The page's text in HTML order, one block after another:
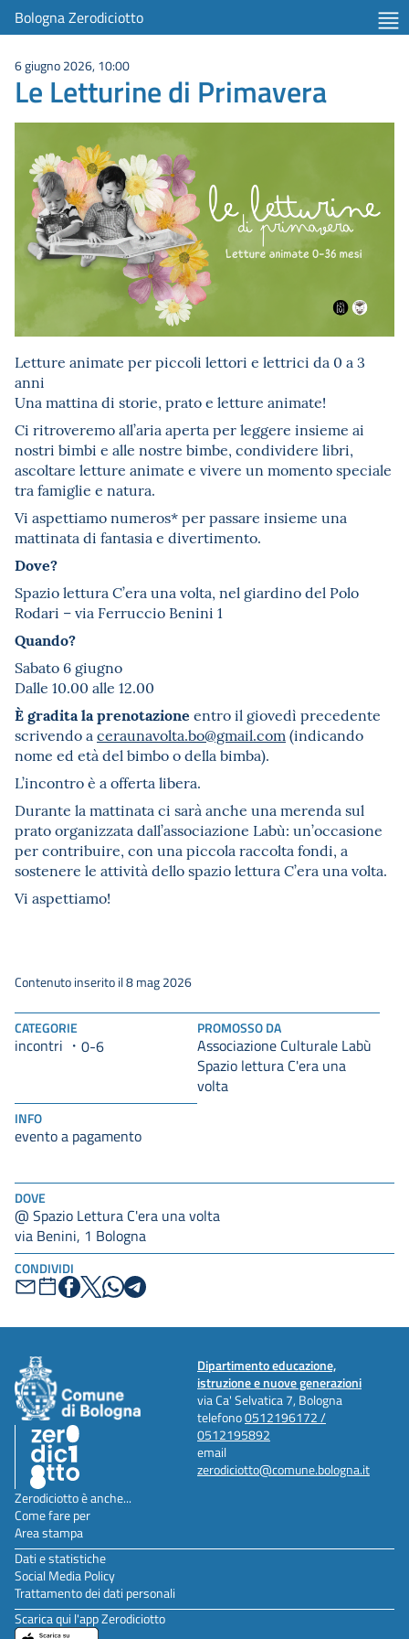
Bologna Zerodiciotto
DOVE
@ Spazio Lettura C'era una volta
via Benini, 1 Bologna
CONDIVIDI
6 giugno 2026, 10:00
Le Letturine di Primavera
Letture animate per piccoli lettori e lettrici da 0 a 3
anni
Una mattina di storie, prato e letture animate!
Ci ritroveremo all’aria aperta per leggere insieme ai
nostri bimbi e alle nostre bimbe, condividere libri,
ascoltare letture animate e vivere un momento speciale
tra famiglie e natura.
Vi aspettiamo numeros* per passare insieme una
mattinata di fantasia e divertimento.
Dove?
Spazio lettura C’era una volta, nel giardino del Polo
Rodari – via Ferruccio Benini 1
Quando?
Sabato 6 giugno
Dalle 10.00 alle 12.00
È gradita la prenotazione entro il giovedì precedente
scrivendo a ceraunavolta.bo@gmail.com (indicando
nome ed età del bimbo o della bimba).
L’incontro è a offerta libera.
Durante la mattinata ci sarà anche una merenda sul
prato organizzata dall’associazione Labù: un’occasione
per contribuire, con una piccola raccolta fondi, a
sostenere le attività dello spazio lettura C’era una volta.
Vi aspettiamo!
CATEGORIE
incontri 0-6
PROMOSSO DA
Associazione Culturale Labù
Spazio lettura C'era una
volta
INFO
evento a pagamento
Contenuto inserito il 8 mag 2026
Dipartimento educazione,
istruzione e nuove generazioni
via Ca' Selvatica 7, Bologna
telefono0512196172 /
0512195892
email
zerodiciotto@comune.bologna.it
Zerodiciotto è anche...
Come fare per
Area stampa
Dati e statistiche
Social Media Policy
Trattamento dei dati personali
Scarica qui l'app Zerodiciotto